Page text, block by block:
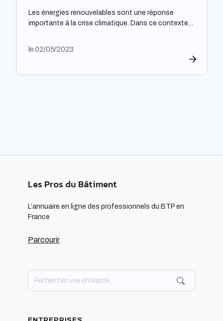
Les énergies renouvelables sont une réponse
importante à la crise climatique. Dans ce contexte,
construction et de l’aménagement des bâtiments.
l’adoption de cette approche, en développant des
le 02/05/2023
Les Pros du Bâtiment
L’annuaire en ligne des professionnels du BTP en
France
Parcourir